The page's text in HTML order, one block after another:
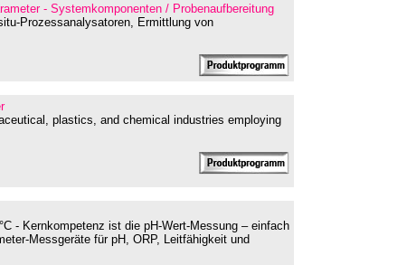
- Systemkomponenten / Probenaufbereitung
Prozessanalysatoren, Ermittlung von
plastics, and chemical industries employing
- Kernkompetenz ist die pH-Wert-Messung – einfach
Messgeräte für pH, ORP, Leitfähigkeit und